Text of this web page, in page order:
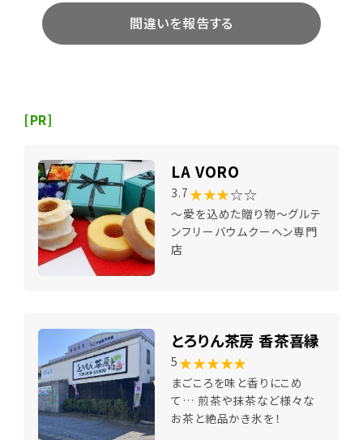
間違いを報告する
[PR]
LA VORO
3.7 ★★★☆☆
～愛を込めた贈り物～グルテ
ンフリーバウムクーヘン専門
店
とろりん茶房 香茶喜縁
5 ★★★★★
まごころを味と香りにこめ
て… 煎茶や抹茶など様々な
お茶と絶品かき氷を！